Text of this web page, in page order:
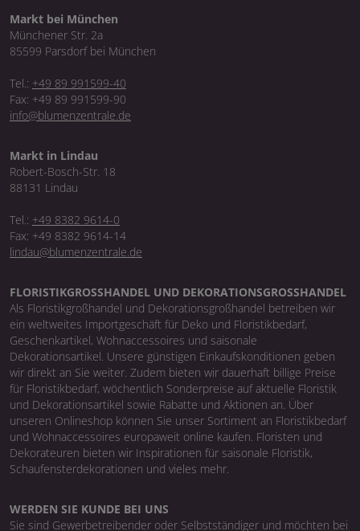
Markt bei München
Münchener Str. 2a
85599 Parsdorf bei München
Tel.: +49 89 991599-40
Fax: +49 89 991599-90
info@blumenzentrale.de
Markt in Lindau
Robert-Bosch-Str. 18
88131 Lindau
Tel.: +49 8382 9614-0
Fax: +49 8382 9614-14
lindau@blumenzentrale.de
FLORISTIKGROSSHANDEL UND DEKORATIONSGROSSHANDEL
Als Floristikgroßhandel und Dekorationsgroßhandel betreiben wir
ein weltweites Importgeschäft für Deko und Floristikbedarf,
Geschenkartikel, Wohnaccessoires und saisonale
Dekorationsartikel. Unsere günstigen Einkaufskonditionen geben
wir direkt an Sie weiter. Zudem bieten wir dauerhaft billige Preise
für Floristikbedarf, wöchentlich Sonderpreise auf aktuelle Floristik
und Dekorationsartikel sowie Rabatte und Aktionen an. Über
unseren Onlineshop können Sie unser Sortiment an Floristikbedarf
und Wohnaccessoires europaweit online kaufen. Floristen und
Dekorateuren bieten wir Inspirationen für saisonale Floristik,
Schaufensterdekorationen und vieles mehr.
WERDEN SIE KUNDE BEI UNS
Sie sind Gewerbetreibender oder Selbstständiger und möchten bei